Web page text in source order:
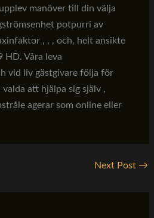
manöver till din välja
potpurri av
, , , och, helt ansikte
HD. Våra leva
vid liv gästgivare följa för
att hjälpa sig själv ,
agerar som online eller
Next Post →